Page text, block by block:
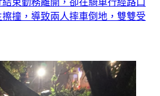
撞，導致兩人摔車倒地，雙雙受